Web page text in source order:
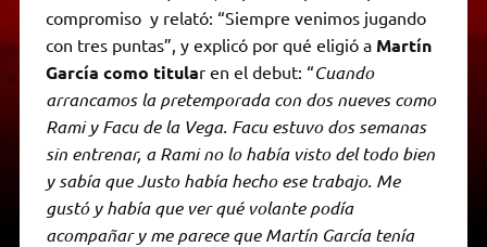
compromiso y relató: “Siempre venimos jugando
con tres puntas”, y explicó por qué eligió a Martín
García como titular en el debut: “Cuando
arrancamos la pretemporada con dos nueves como
Rami y Facu de la Vega. Facu estuvo dos semanas
sin entrenar, a Rami no lo había visto del todo bien
y sabía que Justo había hecho ese trabajo. Me
gustó y había que ver qué volante podía
acompañar y me parece que Martín García tenía